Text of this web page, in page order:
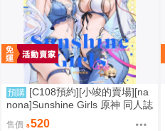
預購 [C108預約][小竣的賣場][na
nona]Sunshine Girls 原神 同人誌
id=3774614
售價 520